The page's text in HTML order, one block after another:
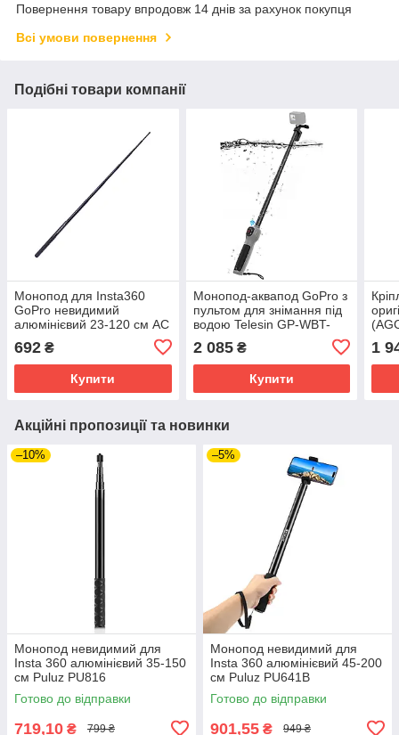
Повернення товару впродовж 14 днів за рахунок покупця
Всі умови повернення
Подібні товари компанії
Монопод для Insta360
GoPro невидимий
алюмінієвий 23-120 см AC
692 ₴
Купити
Монопод-аквапод GoPro з
пультом для знімання під
водою Telesin GP-WBT-
2 085₴
Купити
1
Акційні пропозиції та новинки
–10%
Монопод невидимий для
Insta 360 алюмінієвий 35-150
см Puluz PU816
Готово до відправки
719,10 ₴ 799 ₴
–5%
Монопод невидимий для
Insta 360 алюмінієвий 45-200
см Puluz PU641B
Готово до відправки
901,55 ₴ 949 ₴